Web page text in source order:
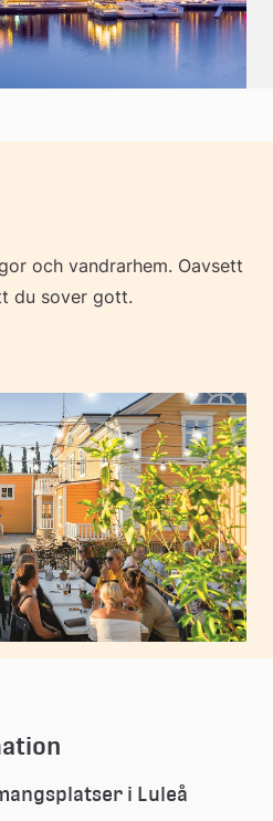
och vandrarhem. Oavsett
du sover gott.
i Luleå